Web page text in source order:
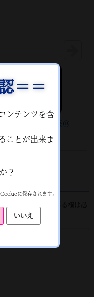
イベント参加情報＠
COMIC1 15
ん。 ※が付いている欄は必
＝＝
ンテンツを含
ことが出来ま
？
に保存されます。